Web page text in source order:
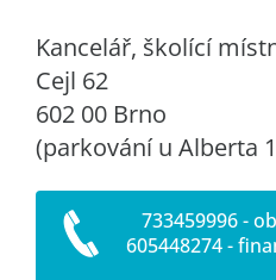
Kancelář, školící
Cejl 62
602 00 Brno
(parkování u Alberta
733459996 -
605448274 -